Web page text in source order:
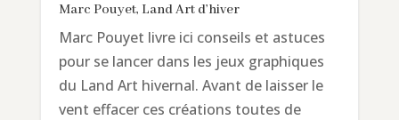
Marc Pouyet, Land Art d’hiver
Marc Pouyet livre ici conseils et astuces
pour se lancer dans les jeux graphiques
du Land Art hivernal. Avant de laisser le
vent effacer ces créations toutes de